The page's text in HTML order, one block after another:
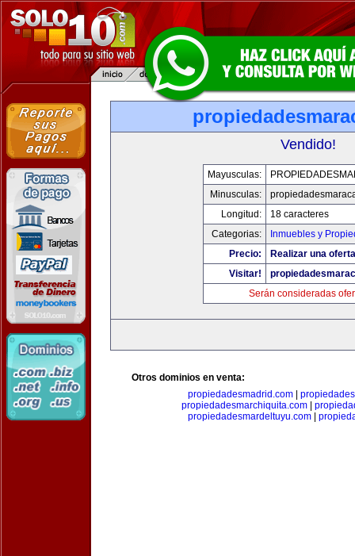
Vendido!
Mayusculas:
Minusculas:
Longitud:
18 caracteres
Categorias:
Inmuebles y
Precio:
Realizar una
Visitar!
Serán consideradas
Otros dominios en venta:
propiedadesmadrid.com|
propiedadesmarchiquita.com|
propiedadesmardeltuyu.com